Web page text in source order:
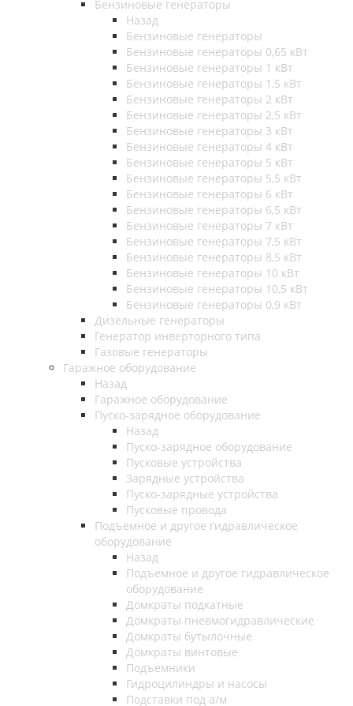
Бензиновые генераторы
Назад
Бензиновые генераторы
Бензиновые генераторы 0,65 кВт
Бензиновые генераторы 1 кВт
Бензиновые генераторы 1,5 кВт
Бензиновые генераторы 2 кВт
Бензиновые генераторы 2,5 кВт
Бензиновые генераторы 3 кВт
Бензиновые генераторы 4 кВт
Бензиновые генераторы 5 кВт
Бензиновые генераторы 5,5 кВт
Бензиновые генераторы 6 кВт
Бензиновые генераторы 6,5 кВт
Бензиновые генераторы 7 кВт
Бензиновые генераторы 7,5 кВт
Бензиновые генераторы 8,5 кВт
Бензиновые генераторы 10 кВт
Бензиновые генераторы 10,5 кВт
Бензиновые генераторы 0,9 кВт
Дизельные генераторы
Генератор инверторного типа
Газовые генераторы
Гаражное оборудование
Назад
Гаражное оборудование
Пуско-зарядное оборудование
Назад
Пуско-зарядное оборудование
Пусковые устройства
Зарядные устройства
Пуско-зарядные устройства
Пусковые провода
Подъемное и другое гидравлическое
оборудование
Назад
Подъемное и другое гидравлическое
оборудование
Домкраты подкатные
Домкраты пневмогидравлические
Домкраты бутылочные
Домкраты винтовые
Подъемники
Гидроцилиндры и насосы
Подставки под а/м